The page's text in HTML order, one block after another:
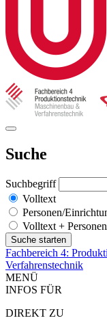
Suche
Suchbegriff
Volltext
Personen/
Volltext +
Fachbereich 4:
Verfahrenstechnik
MENÜ
INFOS FÜR
DIREKT ZU